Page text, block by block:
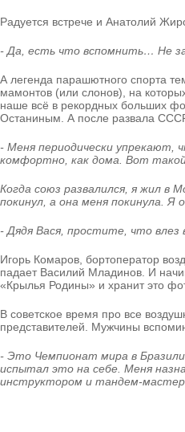
Радуется встрече и Анатолий
- Да, есть что вспомнить… Не
А легенда парашютного спорта
мамонтов (или слонов), на
наше всё в рекордных больших
Останиным. А после развала СССР
- Меня периодически упрекают,
комфортно, как дома. Вот такой
Когда союз развалился, я жил в
покинул, а она меня покинула. Я
- Дядя Вася, простите, что
Игорь Комаров, бортоператор
падает Василий Младинов. И
«Крылья Родины» и хранит это
В советское время про все
представителей. Мужчины
- Это Чемпионат мира в
испытал это на себе. Меня
инструктором и тандем-